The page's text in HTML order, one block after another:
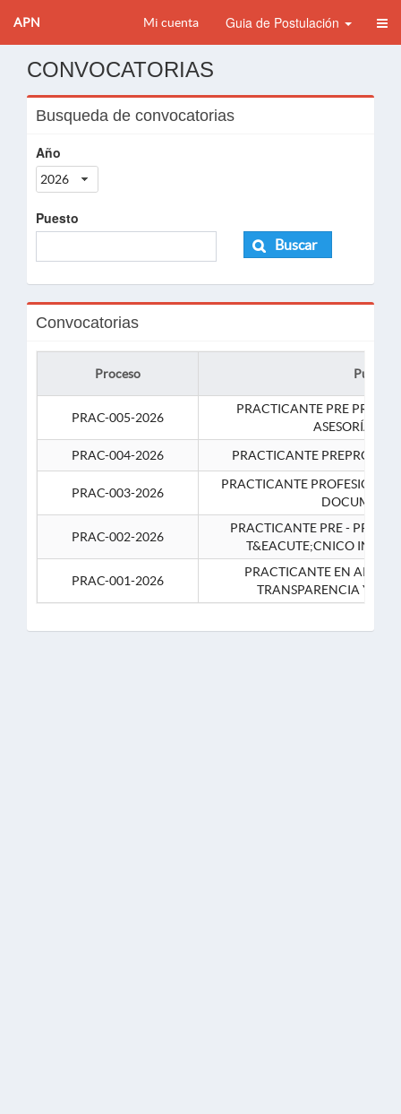
APN Mi cuenta Guia de Postulación
CONVOCATORIAS
Busqueda de convocatorias
Año
2026
Puesto
Buscar
Convocatorias
Proceso Puesto
PRAC-005-2026
PRACTICANTE PRE
ASESORÍA
PRAC-004-2026
PRACTICANTE
PRAC-003-2026
PRACTICANTE
PRAC-002-2026
PRACTICANTE PRE -
T&EACUTE;CNICO
PRAC-001-2026
PRACTICANTE EN APOYO
TRANSPARENCIA Y